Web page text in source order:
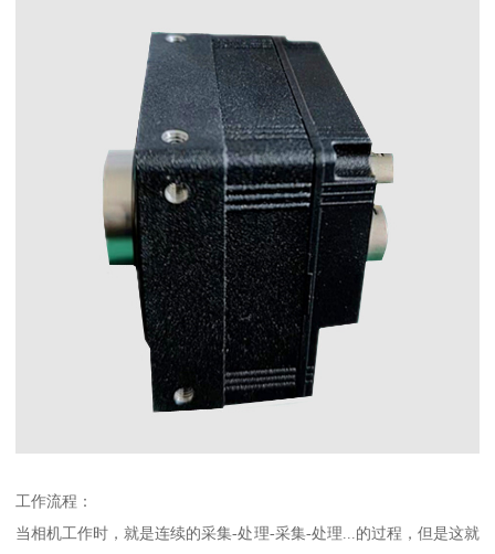
工作流程：
当相机工作时，就是连续的采集-处理-采集-处理...的过程，但是这就